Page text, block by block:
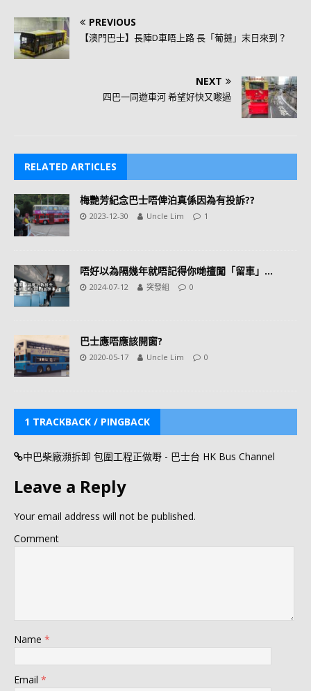
PREVIOUS
【澳門巴士】長陣D車唔上路 長「葡撻」末日來到？
NEXT
四巴一同遊車河 希望好快又嚟過
RELATED ARTICLES
梅艷芳紀念巴士唔俾泊真係因為有投訴??
2023-12-30 Uncle Lim 1
唔好以為隔幾年就唔記得你哋擅闖「留車」…
2024-07-12 突發組 0
巴士應唔應該開窗?
2020-05-17 Uncle Lim 0
1 TRACKBACK / PINGBACK
中巴柴廠瀕拆卸 包圍工程正做嘢 - 巴士台 HK Bus Channel
Leave a Reply
Your email address will not be published.
Comment
Name *
Email *